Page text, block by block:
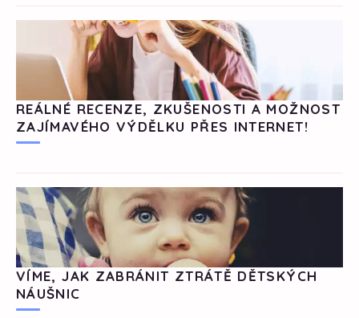
REÁLNÉ RECENZE, ZKUŠENOSTI A MOŽNOST
ZAJÍMAVÉHO VÝDĚLKU PŘES INTERNET!
VÍME, JAK ZABRÁNIT ZTRÁTĚ DĚTSKÝCH
NÁUŠNIC